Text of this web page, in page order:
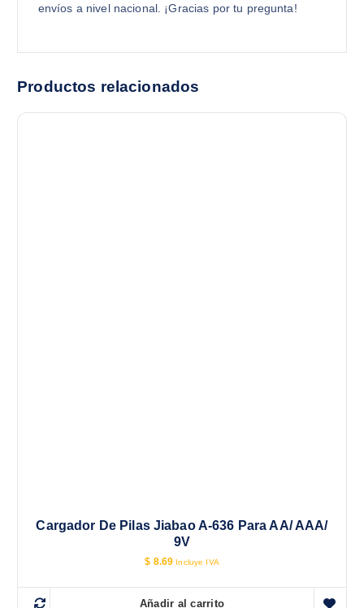
envíos a nivel nacional. ¡Gracias por tu pregunta!
Productos relacionados
Cargador De Pilas Jiabao A-636 Para AA/ AAA/
9V
$ 8.69 Incluye IVA
Añadir al carrito